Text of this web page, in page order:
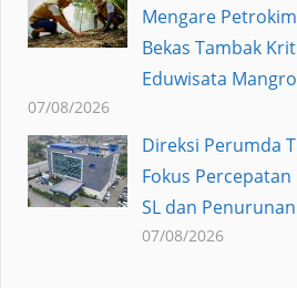
Mengare
Bekas Tambak
Eduwisata
07/08/2026
Direksi Perumda
Fokus
SL dan
07/08/2026